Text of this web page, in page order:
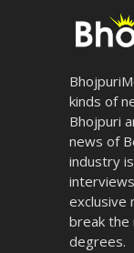
kinds of
Bhojpuri
news of
industry
exclusive
break the
degrees.